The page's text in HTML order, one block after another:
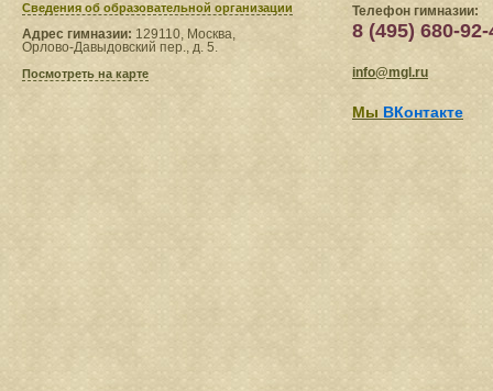
Сведения​ об образовательной организации
Адрес гимназии: 129110, Москва,
Орлово-Давыдовский пер., д. 5.
Посмотреть на карте
Телефон гимназии:
8 (495) 680-92-
info@mgl.ru
Мы ВКонтакте